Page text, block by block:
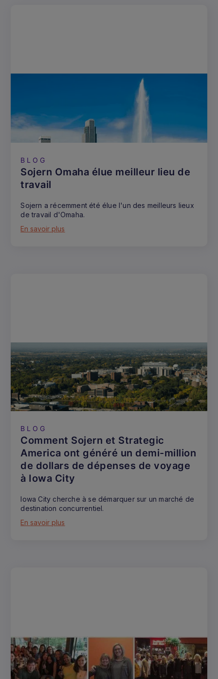
BLOG
Sojern Omaha élue meilleur lieu de
travail
Sojern a récemment été élue l'un des meilleurs lieux
de travail d'Omaha.
En savoir plus
BLOG
Comment Sojern et Strategic
America ont généré un demi-million
de dollars de dépenses de voyage
à Iowa City
Iowa City cherche à se démarquer sur un marché de
destination concurrentiel.
En savoir plus